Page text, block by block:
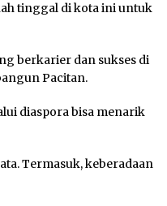
tinggal di kota ini untuk
berkarier dan sukses di
Pacitan.
diaspora bisa menarik
Termasuk, keberadaan